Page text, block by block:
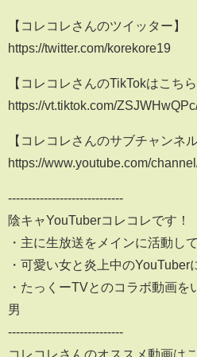
【コレコレさんのツイッター】
https://twitter.com/korekore19
【コレコレさんのTikTokはこちら
https://vt.tiktok.com/
【コレコレさんのサブチャンネ
https://www.youtube.com/
-----------------------------
陰キャYouTuberコレコレです！
・主に生放送をメインに活動し
・可愛い女と炎上中のYouTuber
・たっくーTVとのコラボ動画
男
-----------------------------
コレコレさんのオススメ動画は